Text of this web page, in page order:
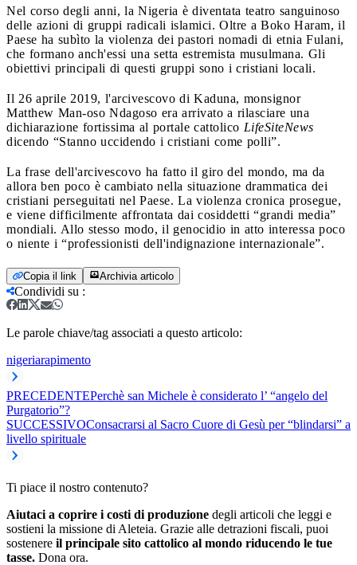
Nel corso degli anni, la Nigeria è diventata teatro sanguinoso
delle azioni di gruppi radicali islamici. Oltre a Boko Haram, il
Paese ha subìto la violenza dei pastori nomadi di etnia Fulani,
che formano anch'essi una setta estremista musulmana. Gli
obiettivi principali di questi gruppi sono i cristiani locali.
Il 26 aprile 2019, l'arcivescovo di Kaduna, monsignor
Matthew Man-oso Ndagoso era arrivato a rilasciare una
dichiarazione fortissima al portale cattolico LifeSiteNews
dicendo “Stanno uccidendo i cristiani come polli”.
La frase dell'arcivescovo ha fatto il giro del mondo, ma da
allora ben poco è cambiato nella situazione drammatica dei
cristiani perseguitati nel Paese. La violenza cronica prosegue,
e viene difficilmente affrontata dai cosiddetti “grandi media”
mondiali. Allo stesso modo, il genocidio in atto interessa poco
o niente i “professionisti dell'indignazione internazionale”.
Copia il link Archivia articolo
Condividi su :
Le parole chiave/tag associati a questo articolo:
nigeriarapimento
PRECEDENTEPerchè san Michele è considerato l’ “angelo del
Purgatorio”?
SUCCESSIVOConsacrarsi al Sacro Cuore di Gesù per “blindarsi” a
livello spirituale
Ti piace il nostro contenuto?
Aiutaci a coprire i costi di produzione degli articoli che leggi e
sostieni la missione di Aleteia. Grazie alle detrazioni fiscali, puoi
sostenere il principale sito cattolico al mondo riducendo le tue
tasse. Dona ora.